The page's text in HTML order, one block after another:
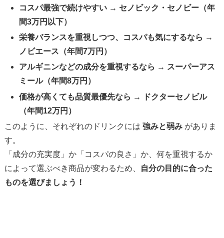
コスパ最強で続けやすい → セノビック・セノビー（年
間3万円以下）
栄養バランスを重視しつつ、コスパも気にするなら →
ノビエース（年間7万円）
アルギニンなどの成分を重視するなら → スーパーアス
ミール（年間8万円）
価格が高くても品質最優先なら →
ドクターセノビル
（年間12万円）
このように、それぞれのドリンクには 強みと弱み がありま
す。
「成分の充実度」か「コスパの良さ」か、何を重視するか
によって選ぶべき商品が変わるため、
自分の目的に合った
ものを選びましょう！